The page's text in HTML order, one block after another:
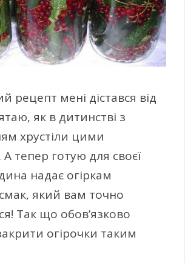
рецепт мені дістався від
як в дитинстві з
хрустіли цими
тепер готую для своєї
надає огіркам
який вам точно
Так що обов’язково
огірочки таким